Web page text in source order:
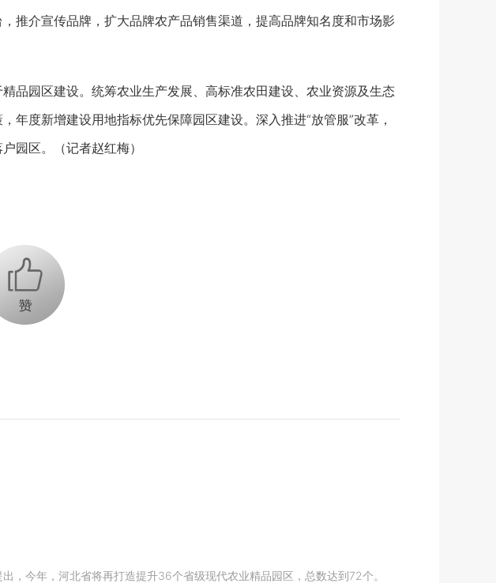
推介宣传品牌，扩大品牌农产品销售渠道，提高品牌知名度和市场影
园区建设。统筹农业生产发展、高标准农田建设、农业资源及生态
度新增建设用地指标优先保障园区建设。深入推进“放管服”改革，
园区。（记者赵红梅）
+1
，今年，河北省将再打造提升36个省级现代农业精品园区，总数达到72个。